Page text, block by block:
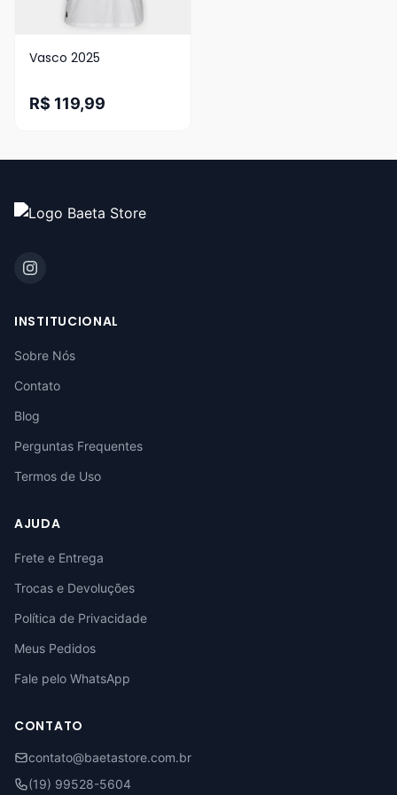
Vasco 2025
R$ 119,99
INSTITUCIONAL
Sobre Nós
Contato
Blog
Perguntas Frequentes
Termos de Uso
AJUDA
Frete e Entrega
Trocas e Devoluções
Política de Privacidade
Meus Pedidos
Fale pelo WhatsApp
CONTATO
contato@baetastore.com.br
(19) 99528-5604